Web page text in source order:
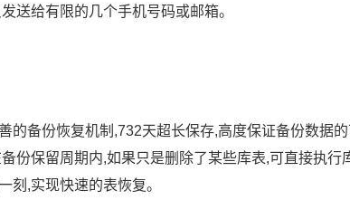
送给有限的几个手机号码或邮箱。
的备份恢复机制,732天超长保存,高度保证备份数据
份保留周期内,如果只是删除了某些库表,可直接执行
刻,实现快速的表恢复。